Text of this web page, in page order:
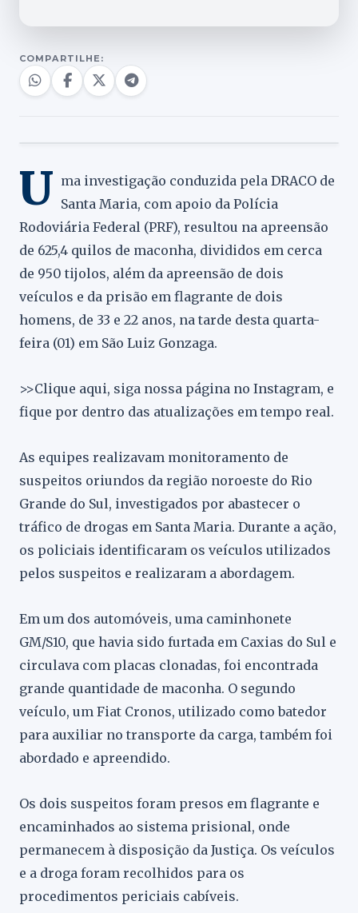
COMPARTILHE:
U ma investigação conduzida pela DRACO de
Santa Maria, com apoio da Polícia
Rodoviária Federal (PRF), resultou na apreensão
de 625,4 quilos de maconha, divididos em cerca
de 950 tijolos, além da apreensão de dois
veículos e da prisão em flagrante de dois
homens, de 33 e 22 anos, na tarde desta quarta-
feira (01) em São Luiz Gonzaga.
>>Clique aqui, siga nossa página no Instagram, e
fique por dentro das atualizações em tempo real.
As equipes realizavam monitoramento de
suspeitos oriundos da região noroeste do Rio
Grande do Sul, investigados por abastecer o
tráfico de drogas em Santa Maria. Durante a ação,
os policiais identificaram os veículos utilizados
pelos suspeitos e realizaram a abordagem.
Em um dos automóveis, uma caminhonete
GM/S10, que havia sido furtada em Caxias do Sul e
circulava com placas clonadas, foi encontrada
grande quantidade de maconha. O segundo
veículo, um Fiat Cronos, utilizado como batedor
para auxiliar no transporte da carga, também foi
abordado e apreendido.
Os dois suspeitos foram presos em flagrante e
encaminhados ao sistema prisional, onde
permanecem à disposição da Justiça. Os veículos
e a droga foram recolhidos para os
procedimentos periciais cabíveis.